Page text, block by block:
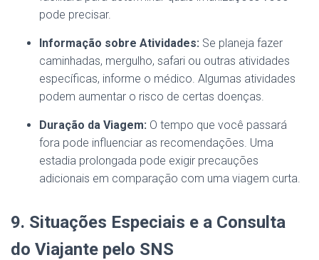
pode precisar.
Informação sobre Atividades: Se planeja fazer
caminhadas, mergulho, safari ou outras atividades
específicas, informe o médico. Algumas atividades
podem aumentar o risco de certas doenças.
Duração da Viagem: O tempo que você passará
fora pode influenciar as recomendações. Uma
estadia prolongada pode exigir precauções
adicionais em comparação com uma viagem curta.
9. Situações Especiais e a Consulta
do Viajante pelo SNS